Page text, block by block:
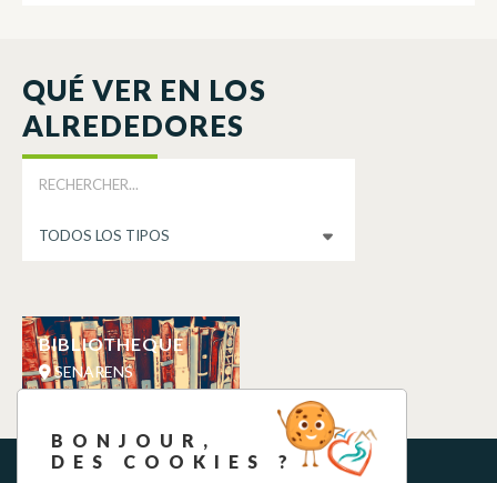
QUÉ VER EN LOS
ALREDEDORES
BIBLIOTHEQUE
SENARENS
BONJOUR,
DES COOKIES ?